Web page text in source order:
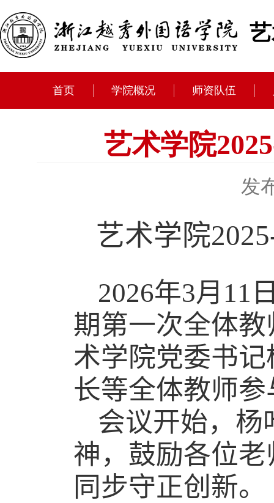
首页 学院概况 师资队伍
艺术学院
发
艺术学院
2026年3月 11
期第一次全体
术学院党委书
长等全体教师参
会议开始，杨
神，鼓励各位
同步守正创新。